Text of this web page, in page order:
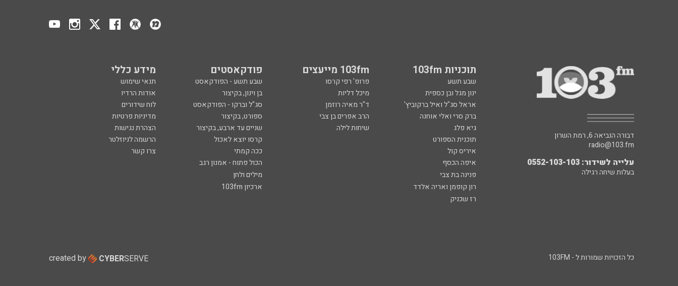
תוכניות 103fm 103fm מייעצים פודקאסטים מידע כללי
שבע תשע פרופ' רפי קרסו שבע תשע - הפודקאסט
תנאי שימוש
ינון מגל ובן כספית
מיכל דליות בן וינון, בקיצור
אודות הרדיו
אראל סג"ל ואיל ברקוביץ'
ד"ר מאיה רוזמן סג"ל וברקו - הפודקאסט
לוח שידורים
ברק סרי ואלי אוחנה
הרב אפרים בן צבי ספורט, בקיצור
מדיניות פרטיות
גיא פלג
שיחות לילה שניים עד ארבע, בקיצור
הצהרת נגישות
תוכנית הספורט
קרסו יוצא לאכול
הרשמה לניוזלטר
איריס קול
ככה קמתי
צרו קשר
איפה הכסף
הכול פתוח - אמנון רגב
פנינה בת צבי
מילים ולחן
רון קופמן ואריה אלדד
ארכיון 103fm
רז שכניק
דבורה הנביאה 6, רמת השרון
radio@103.fm
עלייה לשידור: 0552-103-103
בעלות שיחה רגילה
כל הזכויות שמורות ל - 103FM created by CYBERSERVE